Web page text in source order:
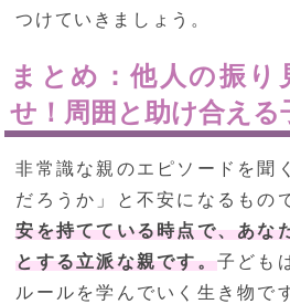
つけていきましょう。
まとめ：他人の振り
せ！周囲と助け合える
非常識な親のエピソードを聞
だろうか」と不安になるもの
安を持てている時点で、あな
とする立派な親です。子ども
ルールを学んでいく生き物で